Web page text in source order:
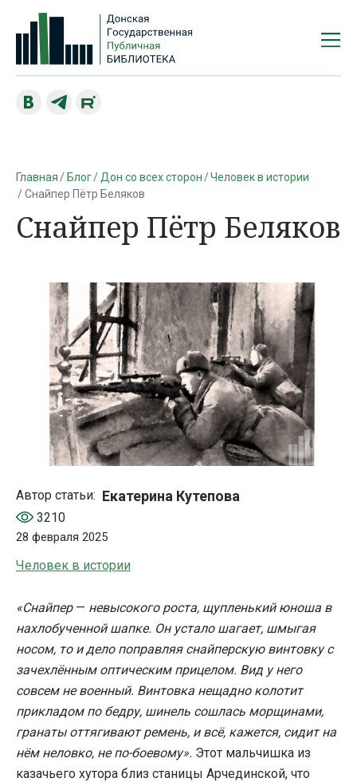
Главная Блог Дон со всех сторон
Человек в истории
Снайпер Пётр Беляков
Снайпер Пётр Беляков
Автор статьи: Екатерина Кутепова
3210
28 февраля 2025
Человек в истории
«Снайпер — невысокого роста, щупленький юноша в
нахлобученной шапке. Он устало шагает, шмыгая
носом, то и дело поправляя снайперскую винтовку с
зачехлённым оптическим прицелом. Вид у него
совсем не военный. Винтовка нещадно колотит
прикладом по бедру, шинель сошлась морщинами,
гранаты оттягивают ремень, и всё, кажется, сидит на
нём неловко, не по-боевому». Этот мальчишка из
казачьего хутора близ станицы Арчединской, что